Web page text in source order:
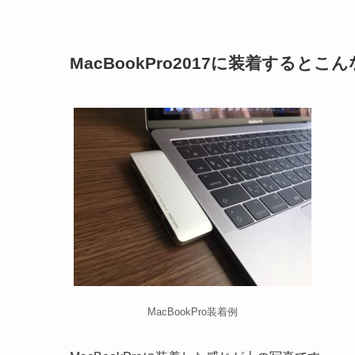
MacBookPro2017に装着するとこん
MacBookPro装着例